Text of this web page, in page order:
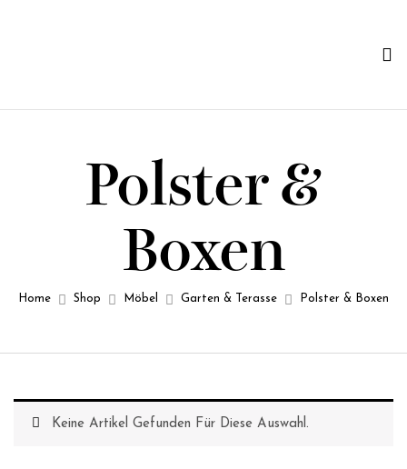
Polster &
Boxen
Home Shop Möbel Garten & Terasse Polster & Boxen
Keine Artikel Gefunden Für Diese Auswahl.